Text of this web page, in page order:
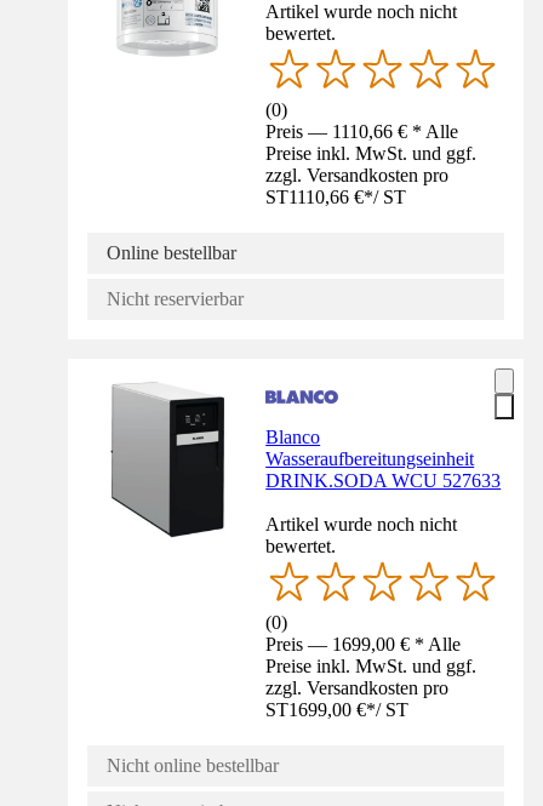
Artikel wurde noch nicht
bewertet.
(0)
Preis — 1110,66 € * Alle
Preise inkl. MwSt. und ggf.
zzgl. Versandkosten pro
ST1110,66 €*/ ST
Online bestellbar
Nicht reservierbar
Blanco
Wasseraufbereitungseinheit
DRINK.SODA WCU 527633
Artikel wurde noch nicht
bewertet.
(0)
Preis — 1699,00 € * Alle
Preise inkl. MwSt. und ggf.
zzgl. Versandkosten pro
ST1699,00 €*/ ST
Nicht online bestellbar